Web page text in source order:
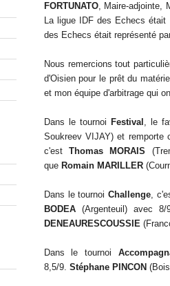
FORTUNATO, Maire-adjointe,
La ligue IDF des Echecs
des Echecs était représenté
Nous remercions tout
d'Oisien pour le prêt du
et mon équipe d'arbitrage qui
Dans le tournoi Festival , le
Soukreev VIJAY) et remporte
c'estThomas MORAIS
que Romain MARILLER
Dans le tournoiChallenge,
BODEA(Argenteuil) avec
DENEAURESCOUSSIE
Dans le tournoi
8,5/9. Stéphane PINCON